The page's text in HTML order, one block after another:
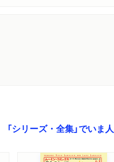
「シリーズ・全集」でいま